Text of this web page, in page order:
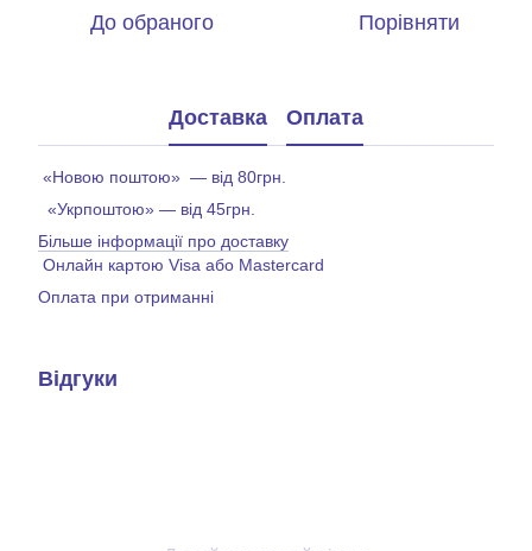
До обраного Порівняти
Доставка Оплата
«Новою поштою» — від 80грн.
«Укрпоштою» — від 45грн.
Більше інформації про доставку
Онлайн картою Visa або Mastercard
Оплата при отриманні
Відгуки